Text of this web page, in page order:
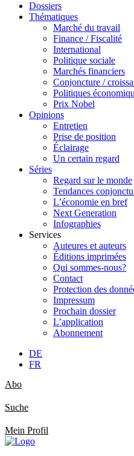
Dossiers
Thématiques
Marché du travail
Finance / Fiscalité
International
Politique sociale
Marchés financiers
Conjoncture /
Politiques
Prix Nobel
Opinions
Entretien
Prise de position
Éclairage
Un certain regard
Séries
Regard sur le monde
Tendances
L’économie en bref
Next Generation
Infographies
Services
Auteures et auteurs
Éditions imprimées
Qui sommes-nous?
Contact
Protection des
Impressum
Prochain dossier
L’application
Abonnement
DE
FR
Abo
Suche
Mein Profil